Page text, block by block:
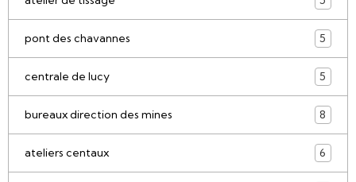
pont des chavannes 5
centrale de lucy 5
bureaux direction des mines 8
ateliers centaux 6